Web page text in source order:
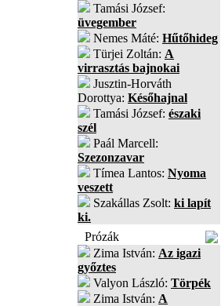
Tamási József:
üvegember
Nemes Máté: Hűtőhideg
Türjei Zoltán: A
virrasztás bajnokai
Jusztin-Horváth
Dorottya: Későhajnal
Tamási József: északi
szél
Paál Marcell:
Szezonzavar
Tímea Lantos: Nyoma
veszett
Szakállas Zsolt: ki lapít
ki.
Prózák
Zima István: Az igazi
győztes
Valyon László: Törpék
Zima István: A